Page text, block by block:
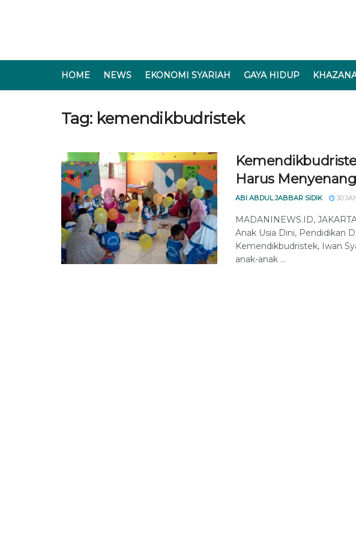
HOME NEWS EKONOMI SYARIAH GAYA HIDUP
Tag: kemendikbudristek
Harus
ABI ABDUL JABBAR SIDIK 30
MADANINEWS.ID,
Anak Usia Dini, Pendidikan
Kemendikbudristek, Iwan
anak-anak ...